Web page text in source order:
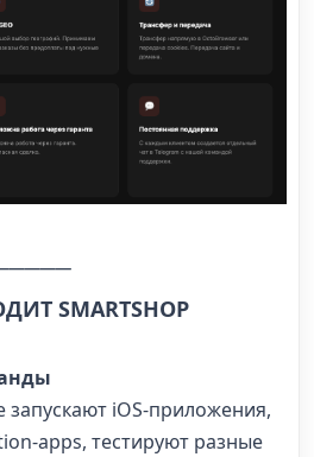
SMARTSHOP
iOS-приложения,
apps, тестируют разные